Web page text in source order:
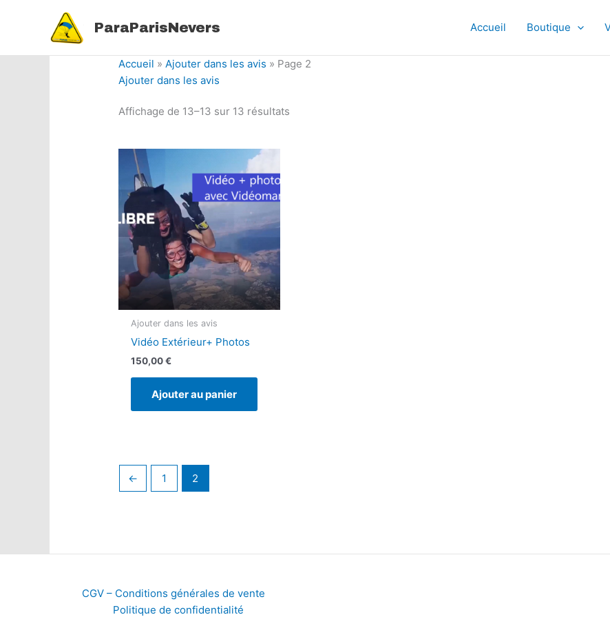
ParaParisNevers Accueil Boutique
Accueil »Ajouter dans les avis » Page 2
Ajouter dans les avis
Affichage de 13–13 sur 13 résultats
Ajouter dans les avis
Vidéo Extérieur+ Photos
150,00€
Ajouter au panier
← 1 2
CGV – Conditions générales de vente
Politique de confidentialité